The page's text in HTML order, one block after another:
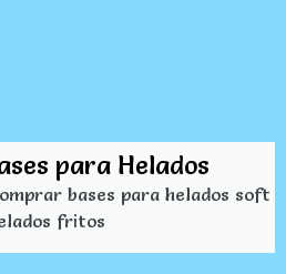
para Helados
bases para helados soft
fritos